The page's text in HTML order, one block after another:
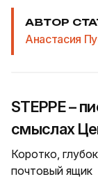
АВТОР
Анастасия
STEPPE –
смыслах
Коротко,
почтовый ящик